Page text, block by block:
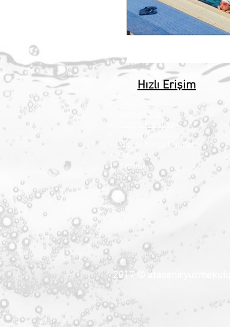
Hızlı Erişim
Hakkımızda
Yüzme Kursları
Yüzme Havuzları
Yüzme Kursu Fiyatları
Galeri
İletişim
2017 ©